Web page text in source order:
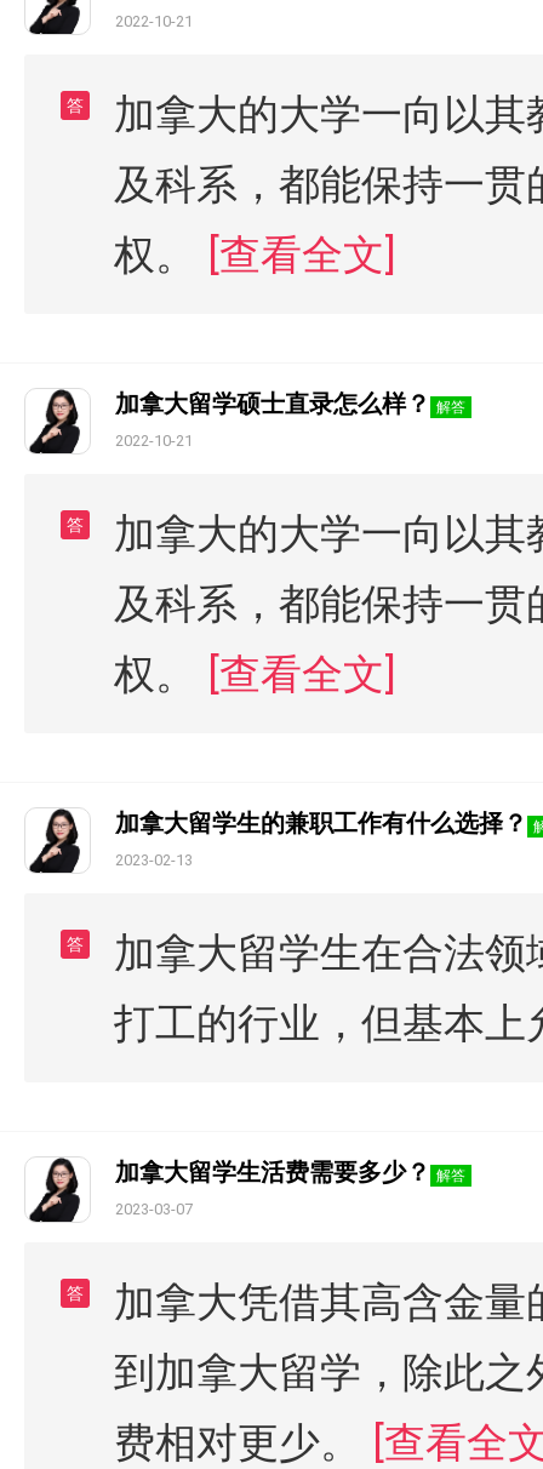
2022-10-21
答
加拿大的大学一向以
及科系，都能保持一
权。
[查看全文]
加拿大留学硕士直录怎么样？ 解答
2022-10-21
答
加拿大的大学一向以
及科系，都能保持一
权。
[查看全文]
加拿大留学生的兼职工作有什么选择？
2023-02-13
答
加拿大留学生在合法
打工的行业，但基本
加拿大留学生活费需要多少？ 解答
2023-03-07
答
加拿大凭借其高含金
到加拿大留学，除此
费相对更少。
[查看全